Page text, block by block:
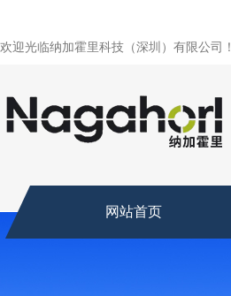
欢迎光临纳加霍里科技（深圳）有限公司！
网站首页